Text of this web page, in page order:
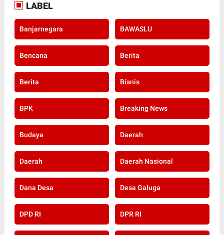
LABEL
Banjarnegara BAWASLU
Bencana Berita
Berita Bisnis
BPK Breaking News
Budaya Daerah
Daerah Daerah Nasional
Dana Desa Desa Galuga
DPD RI DPR RI